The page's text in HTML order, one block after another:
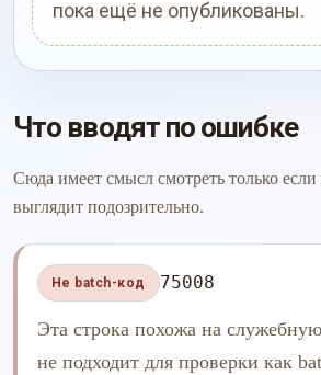
пока ещё не опубликованы.
Что вводят по ошибке
Сюда имеет смысл смотреть только если
выглядит подозрительно.
Не batch-код 75008
Эта строка похожа на
не подходит для проверки как